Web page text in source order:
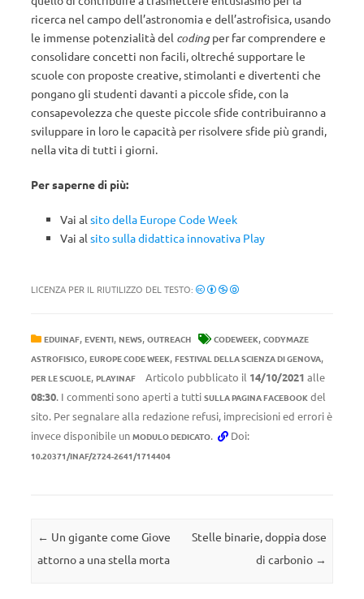
ricerca nel campo dell’astronomia e dell’astrofisica, usando
le immense potenzialità del codingper far comprendere e
consolidare concetti non facili, oltreché supportare le
scuole con proposte creative, stimolanti e divertenti che
pongano gli studenti davanti a piccole sfide, con la
consapevolezza che queste piccole sfide contribuiranno a
sviluppare in loro le capacità per risolvere sfide più grandi,
nella vita di tutti i giorni.
Per saperne di più:
Vai al sito della Europe Code Week
Vai al sito sulla didattica innovativa Play
LICENZA PER IL RIUTILIZZO DEL TESTO:
EDUINAF, EVENTI, NEWS, OUTREACH CODEWEEK, CODYMAZE
ASTROFISICO, EUROPE CODE WEEK, FESTIVAL DELLA SCIENZA DI GENOVA,
PER LE SCUOLE, PLAYINAF Articolo pubblicato il 14/10/2021 alle
08:30. I commenti sono aperti a tutti SULLA PAGINA FACEBOOK del
sito. Per segnalare alla redazione refusi, imprecisioni ed errori è
invece disponibile un MODULO DEDICATO. Doi:
10.20371/INAF/2724-2641/1714404
Navigazione articolo
← Un gigante come Giove
attorno a una stella morta
Stelle binarie, doppia dose
di carbonio →